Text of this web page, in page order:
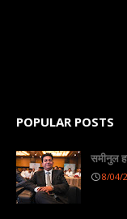
POPULAR POSTS
समीनुल
8/04/